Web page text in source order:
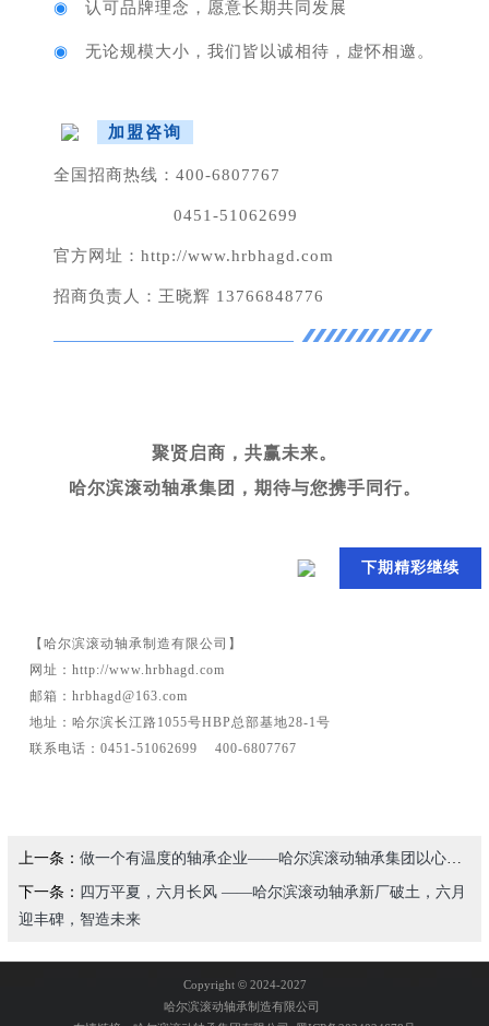
◉ 认可品牌理念，愿意长期共同发展
◉ 无论规模大小，我们皆以诚相待，虚怀相邀。
加盟咨询
全国招商热线：400-6807767
0451-51062699
官方网址：http://www.hrbhagd.com
招商负责人：王晓辉 13766848776
聚贤启商，共赢未来。
哈尔滨滚动轴承集团，期待与您携手同行。
下期精彩继续
【哈尔滨滚动轴承制造有限公司】
网址：http://www.hrbhagd.com
邮箱：hrbhagd@163.com
地址：哈尔滨长江路1055号HBP总部基地28-1号
联系电话：0451-51062699 400-6807767
上一条： 做一个有温度的轴承企业——哈尔滨滚动轴承集团以心相交，与经销商共赢未来
下一条： 四万平夏，六月长风 ——哈尔滨滚动轴承新厂破土，六月
迎丰碑，智造未来
Copyright ©2024-2027
哈尔滨滚动轴承制造有限公司